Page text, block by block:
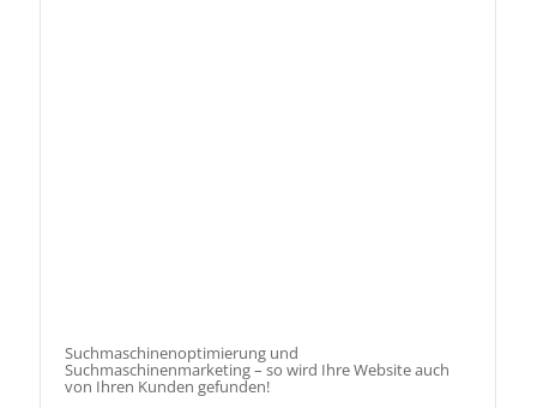
Suchmaschinenoptimierung und
Suchmaschinenmarketing – so wird Ihre Website auch
von Ihren Kunden gefunden!